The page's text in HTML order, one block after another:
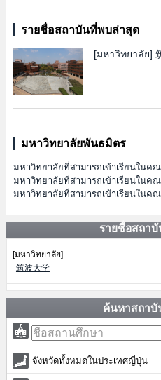
รายชื่อสถาบันที่พบล่าสุด
[มหาวิทยาลัย]
มหาวิทยาลัยพันธมิตร
มหาวิทยาลัยที่สามารถเข้าเรียนในค
มหาวิทยาลัยที่สามารถเข้าเรียนในค
มหาวิทยาลัยที่สามารถเข้าเรียนในค
รายชื่อสถา
[มหาวิทยาลัย]
筑波大学
ค้นหาสถาบั
จังหวัดทั้งหมดในประเทศญี่ปุ่น